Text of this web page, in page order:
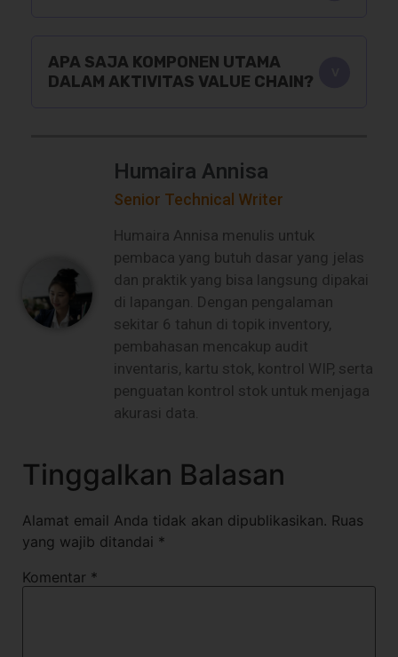
APA SAJA KOMPONEN UTAMA
DALAM AKTIVITAS VALUE CHAIN?
Humaira Annisa
Senior Technical Writer
Humaira Annisa menulis untuk
pembaca yang butuh dasar yang jelas
dan praktik yang bisa langsung dipakai
di lapangan. Dengan pengalaman
sekitar 6 tahun di topik inventory,
pembahasan mencakup audit
inventaris, kartu stok, kontrol WIP, serta
penguatan kontrol stok untuk menjaga
akurasi data.
Tinggalkan Balasan
Alamat email Anda tidak akan dipublikasikan. Ruas
yang wajib ditandai *
Komentar *